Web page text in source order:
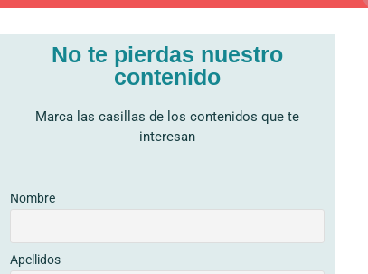
No te pierdas nuestro
contenido
Marca las casillas de los contenidos que te
interesan
Nombre
Apellidos